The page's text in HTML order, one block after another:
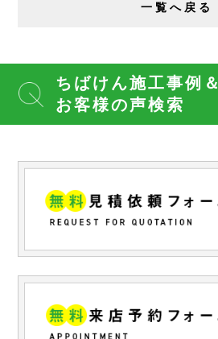
一覧へ戻る
ちばけん施工事例＆
お客様の声検索